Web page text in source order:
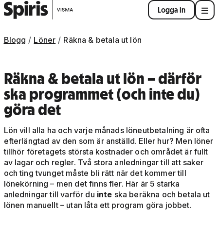
Logga in
Blogg Löner Räkna & betala ut lön
Räkna & betala ut lön – därför
ska programmet (och inte du)
göra det
Lön vill alla ha och varje månads löneutbetalning är ofta
efterlängtad av den som är anställd. Eller hur? Men löner
tillhör företagets största kostnader och området är fullt
av lagar och regler. Två stora anledningar till att saker
och ting tvunget måste bli rätt när det kommer till
lönekörning – men det finns fler. Här är 5 starka
anledningar till varför du inte ska beräkna och betala ut
lönen manuellt – utan låta ett program göra jobbet.